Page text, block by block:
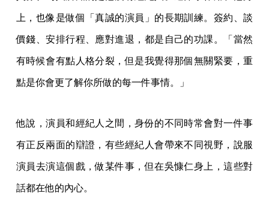
上，也像是做個「真誠的演員」的長期訓練。簽約、談
價錢、安排行程、應對進退，都是自己的功課。「當然
有時候會有點人格分裂，但是我覺得那個無關緊要，重
點是你會更了解你所做的每一件事情。」
他說，演員和經紀人之間，身份的不同時常會對一件事
有正反兩面的辯證，有些經紀人會帶來不同視野，說服
演員去演這個戲，做某件事，但在吳慷仁身上，這些對
話都在他的內心。